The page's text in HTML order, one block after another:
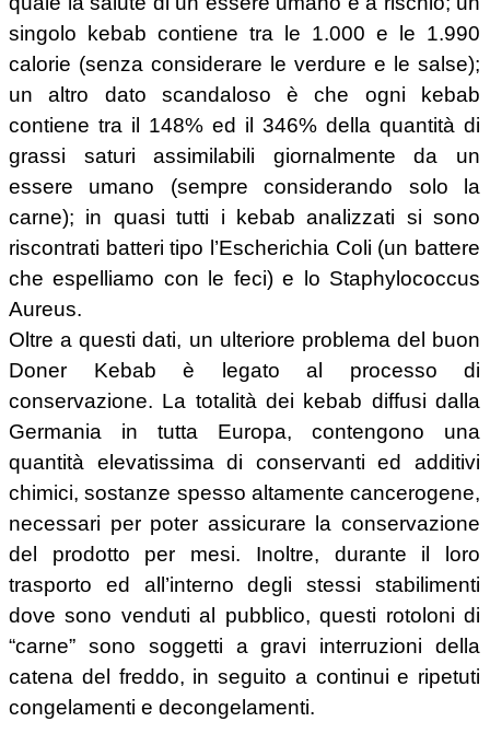
singolo kebab contiene tra le 1.000 e le 1.990
calorie (senza considerare le verdure e le salse);
un altro dato scandaloso è che ogni kebab
contiene tra il 148% ed il 346% della quantità di
grassi saturi assimilabili giornalmente da un
essere umano (sempre considerando solo la
carne); in quasi tutti i kebab analizzati si sono
riscontrati batteri tipo l’Escherichia Coli (un battere
che espelliamo con le feci) e lo Staphylococcus
Aureus.
Oltre a questi dati, un ulteriore problema del buon
Doner Kebab è legato al processo di
conservazione. La totalità dei kebab diffusi dalla
Germania in tutta Europa, contengono una
quantità elevatissima di conservanti ed additivi
chimici, sostanze spesso altamente cancerogene,
necessari per poter assicurare la conservazione
del prodotto per mesi. Inoltre, durante il loro
trasporto ed all’interno degli stessi stabilimenti
dove sono venduti al pubblico, questi rotoloni di
“carne” sono soggetti a gravi interruzioni della
catena del freddo, in seguito a continui e ripetuti
congelamenti e decongelamenti.